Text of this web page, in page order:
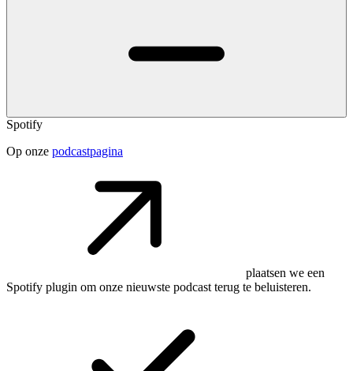
Spotify
Op onze podcastpagina
plaatsen we een
Spotify plugin om onze nieuwste podcast terug te beluisteren.